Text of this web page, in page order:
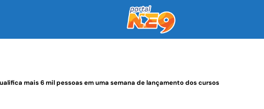
mais 6 mil pessoas em uma semana de lançamento dos cursos